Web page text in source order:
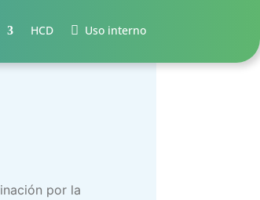
HCD Uso interno
por la